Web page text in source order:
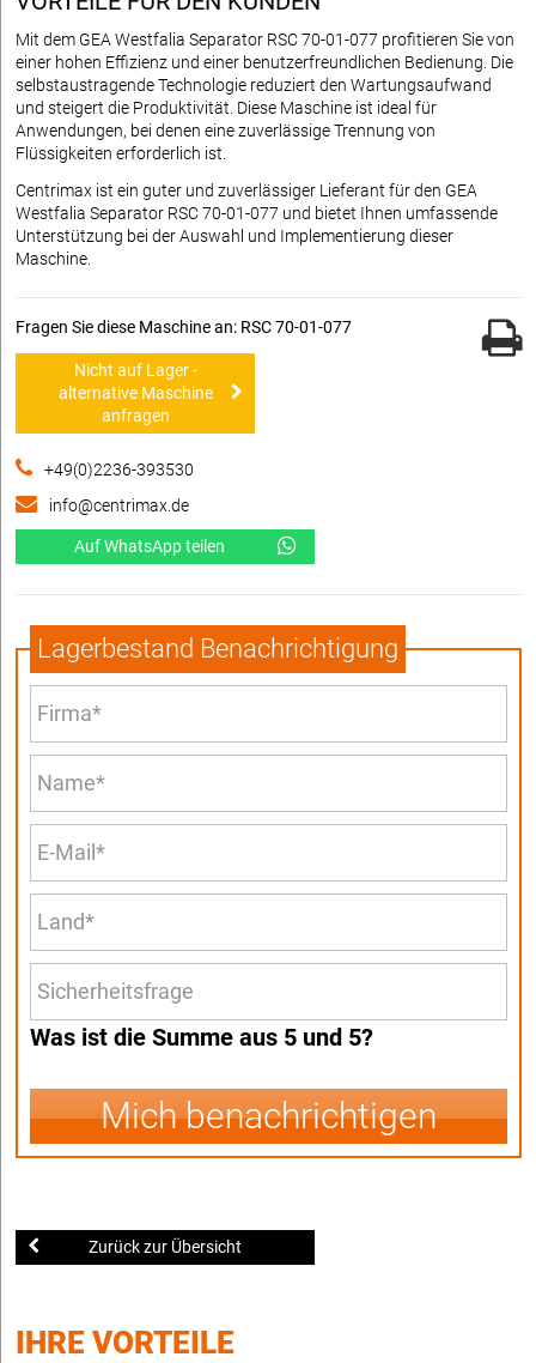
Mit dem GEA Westfalia Separator RSC 70-01-077 profitieren Sie von
einer hohen Effizienz und einer benutzerfreundlichen Bedienung. Die
selbstaustragende Technologie reduziert den Wartungsaufwand
und steigert die Produktivität. Diese Maschine ist ideal für
Anwendungen, bei denen eine zuverlässige Trennung von
Flüssigkeiten erforderlich ist.
Centrimax ist ein guter und zuverlässiger Lieferant für den GEA
Westfalia Separator RSC 70-01-077 und bietet Ihnen umfassende
Unterstützung bei der Auswahl und Implementierung dieser
Maschine.
Fragen Sie diese Maschine an: RSC 70-01-077
Nicht auf Lager -
alternative Maschine
anfragen
+49(0)2236-393530
info@centrimax.de
Auf WhatsApp teilen
Lagerbestand Benachrichtigung
Was ist die Summe aus 5 und 5?
Mich benachrichtigen
Zurück zur Übersicht
IHRE VORTEILE